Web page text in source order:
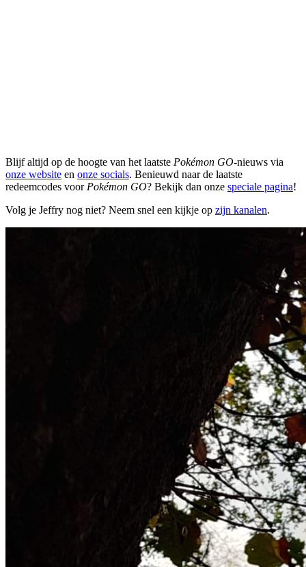
Blijf altijd op de hoogte van het laatste Pokémon GO-nieuws via
onze website en onze socials. Benieuwd naar de laatste
redeemcodes voor Pokémon GO? Bekijk dan onze speciale pagina!
Volg je Jeffry nog niet? Neem snel een kijkje op zijn kanalen.